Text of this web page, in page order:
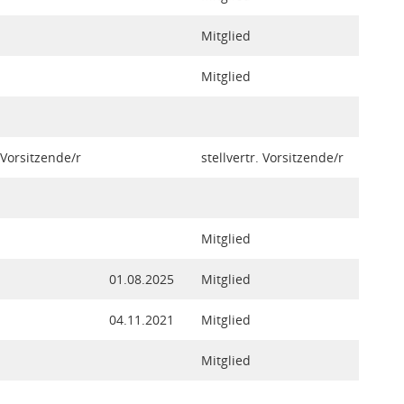
Mitglied
Mitglied
r stellvertr. Vorsitzende/r
Mitglied
01.08.2025 Mitglied
04.11.2021 Mitglied
Mitglied